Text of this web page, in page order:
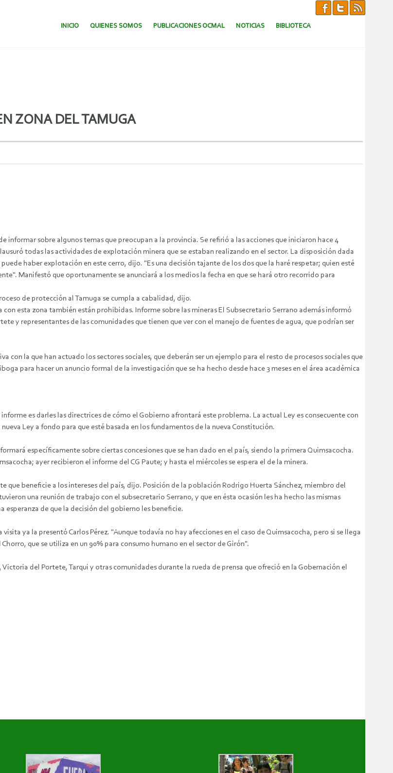
SALTAR AL CONTENIDO.
INICIO QUIENES SOMOS PUBLICACIONES OCMAL NOTICIAS BIBLIOTECA
ZONA DEL TAMUGA
informar sobre algunos temas que preocupan a la provincia. Se refirió a las acciones que iniciaron hace 4
todas las actividades de explotación minera que se estaban realizando en el sector. La disposición dada
haber explotación en este cerro, dijo. "Es una decisión tajante de los dos que la haré respetar; quien esté
Manifestó que oportunamente se anunciará a los medios la fecha en que se hará otro recorrido para
de protección al Tamuga se cumpla a cabalidad, dijo.
esta zona también están prohibidas. Informe sobre las mineras El Subsecretario Serrano además informó
y representantes de las comunidades que tienen que ver con el manejo de fuentes de agua, que podrían ser
con la que han actuado los sectores sociales, que deberán ser un ejemplo para el resto de procesos sociales que
para hacer un anuncio formal de la investigación que se ha hecho desde hace 3 meses en el área académica
es darles las directrices de cómo el Gobierno afrontará este problema. La actual Ley es consecuente con
Ley a fondo para que esté basada en los fundamentos de la nueva Constitución.
específicamente sobre ciertas concesiones que se han dado en el país, siendo la primera Quimsacocha.
ayer recibieron el informe del CG Paute; y hasta el miércoles se espera el de la minera.
que beneficie a los intereses del país, dijo. Posición de la población Rodrigo Huerta Sánchez, miembro del
una reunión de trabajo con el subsecretario Serrano, y que en ésta ocasión les ha hecho las mismas
de que la decisión del gobierno les beneficie.
ya la presentó Carlos Pérez. "Aunque todavía no hay afecciones en el caso de Quimsacocha, pero si se llega
que se utiliza en un 90% para consumo humano en el sector de Girón".
del Portete, Tarqui y otras comunidades durante la rueda de prensa que ofreció en la Gobernación el